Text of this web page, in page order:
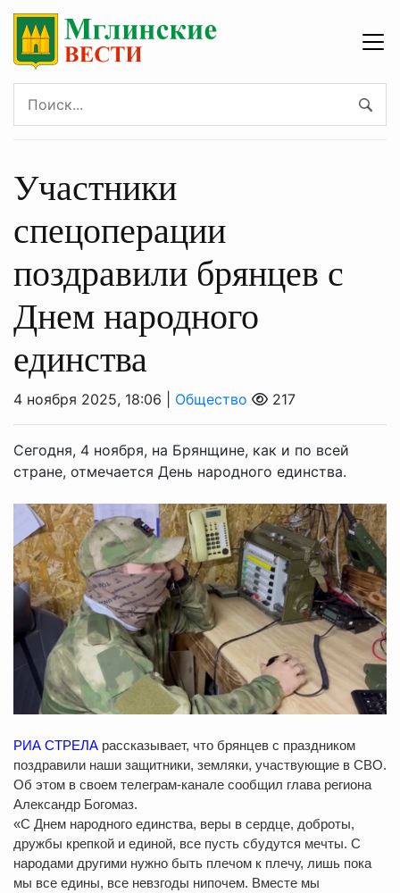
Участники
спецоперации
поздравили брянцев с
Днем народного
единства
4 ноября 2025, 18:06 | Общество 217
Сегодня, 4 ноября, на Брянщине, как и по всей
стране, отмечается День народного единства.
РИА СТРЕЛА рассказывает, что брянцев с праздником
поздравили наши защитники, земляки, участвующие в СВО.
Об этом в своем телеграм-канале сообщил глава региона
Александр Богомаз.
«С Днем народного единства, веры в сердце, доброты,
дружбы крепкой и единой, все пусть сбудутся мечты. С
народами другими нужно быть плечом к плечу, лишь пока
мы все едины, все невзгоды нипочем. Вместе мы